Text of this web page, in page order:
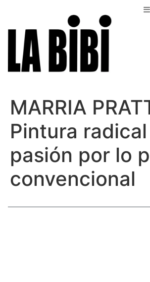
MARRIA
Pintura
pasión por lo
convencional